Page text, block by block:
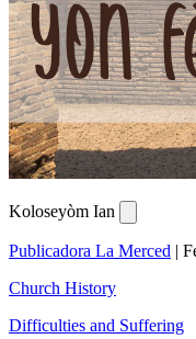
Koloseyòm Ian
Publicadora La Merced |
Church History
Difficulties and Suffering